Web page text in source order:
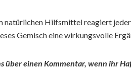
natürlichen Hilfsmittel reagiert
Gemisch eine wirkungsvolle
über einen Kommentar, wenn ihr